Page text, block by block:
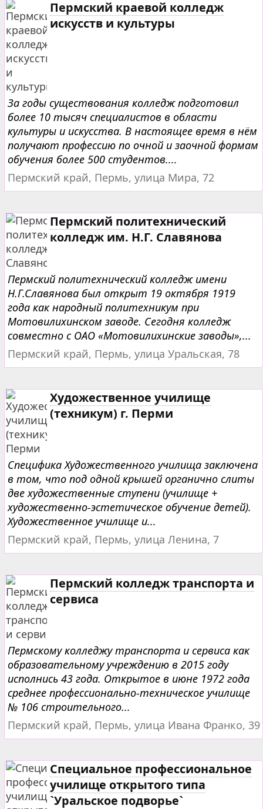
Пермский краевой колледж
искусств и культуры
За годы существования колледж подготовил
более 10 тысяч специалистов в области
культуры и искусства. В настоящее время в нём
получают профессию по очной и заочной формам
обучения более 500 студентов....
Пермский край, Пермь, улица Мира, 72
Пермский политехнический
колледж им. Н.Г. Славянова
Пермский политехнический колледж имени
Н.Г.Славянова был открыт 19 октября 1919
года как народный политехникум при
Мотовилихинском заводе. Сегодня колледж
совместно с ОАО «Мотовилихинские заводы»,...
Пермский край, Пермь, улица Уральская, 78
Художественное училище
(техникум) г. Перми
Специфика Художественного училища заключена
в том, что под одной крышей органично слиты
две художественные ступени (училище +
художественно-эстетическое обучение детей).
Художественное училище и...
Пермский край, Пермь, улица Ленина, 7
Пермский колледж транспорта и
сервиса
Пермскому колледжу транспорта и сервиса как
образовательному учреждению в 2015 году
исполнись 43 года. Открытое в июне 1972 года
среднее профессионально-техническое училище
№ 106 строительного...
Пермский край, Пермь, улица Ивана Франко, 39
Специальное профессиональное
училище открытого типа
`Уральское подворье`